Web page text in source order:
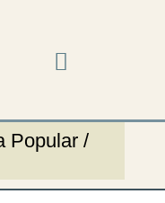
Popular /